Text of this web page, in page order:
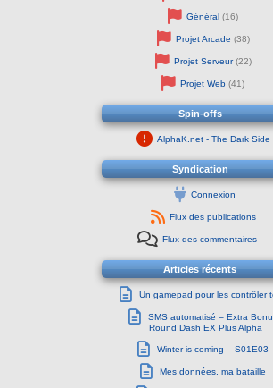
Général (16)
Projet Arcade (38)
Projet Serveur(22)
Projet Web (41)
Spin-offs
AlphaK.net - The Dark Side
Syndication
Connexion
Flux des publications
Flux des commentaires
Articles récents
Un gamepad pour les contrôler
SMS automatisé – Extra
Round Dash EX Plus Alpha
Winter is coming – S01E03
Mes données, ma bataille